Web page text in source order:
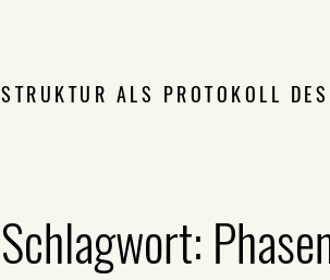
STRUKTUR ALS PROTOKOLL
Schlagwort: